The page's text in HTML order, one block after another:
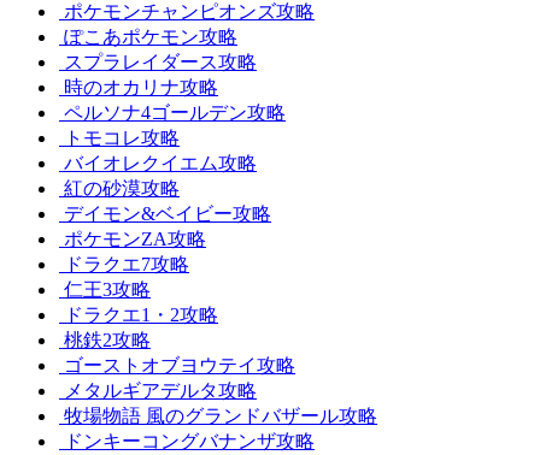
ポケモンチャンピオンズ攻略
ぽこあポケモン攻略
スプラレイダース攻略
時のオカリナ攻略
ペルソナ4ゴールデン攻略
トモコレ攻略
バイオレクイエム攻略
紅の砂漠攻略
デイモン&ベイビー攻略
ポケモンZA攻略
ドラクエ7攻略
仁王3攻略
ドラクエ1・2攻略
桃鉄2攻略
ゴーストオブヨウテイ攻略
メタルギアデルタ攻略
牧場物語 風のグランドバザール攻略
ドンキーコングバナンザ攻略